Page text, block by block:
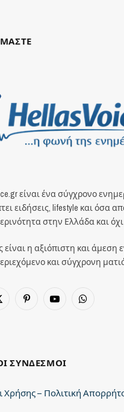
είναι ένα σύγχρονο
ειδήσεις, lifestyle και όσα
στην Ελλάδα και
είναι η αξιόπιστη και
και σύγχρονη
PinterestYouTubeWhatsApp
ΣΥΝΔΕΣΜΟΙ
Χρήσης – Πολιτική